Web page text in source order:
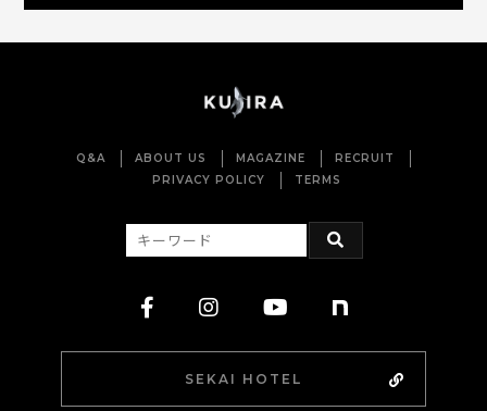
Q&A ABOUT US MAGAZINE
RECRUIT
PRIVACY POLICY
TERMS
SEKAI HOTEL